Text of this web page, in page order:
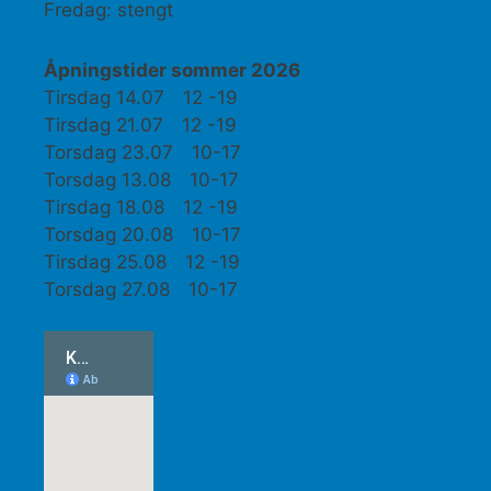
Fredag: stengt
Åpningstider sommer 2026
Tirsdag 14.07 12 -19
Tirsdag 21.07 12 -19
Torsdag 23.07 10-17
Torsdag 13.08 10-17
Tirsdag 18.08 12 -19
Torsdag 20.08 10-17
Tirsdag 25.08 12 -19
Torsdag 27.08 10-17